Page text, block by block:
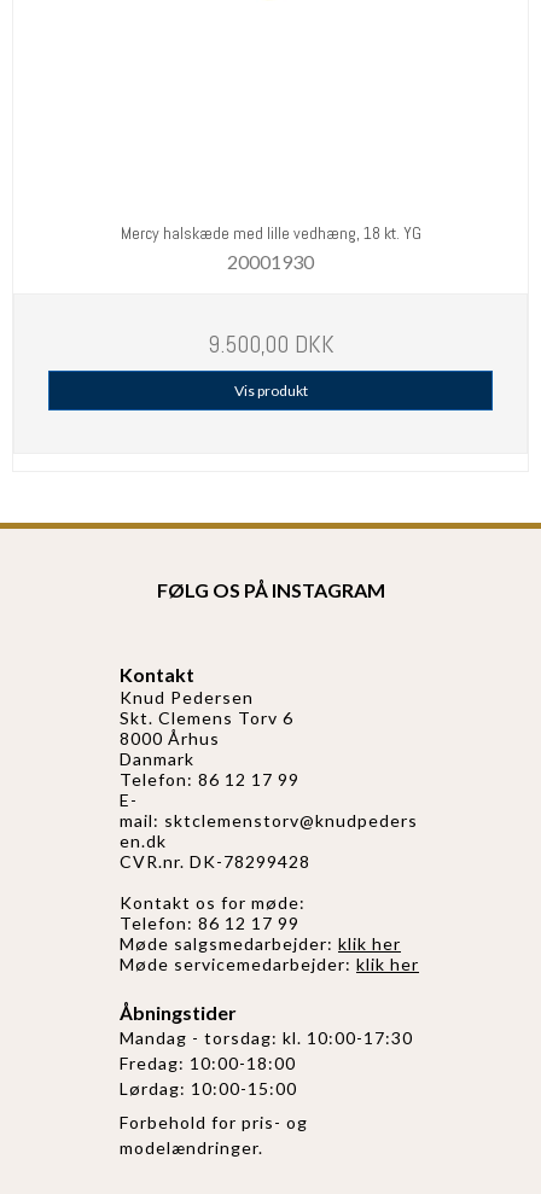
Mercy halskæde med lille vedhæng, 18 kt. YG
20001930
9.500,00 DKK
Vis produkt
FØLG OS PÅ INSTAGRAM
Kontakt
Knud Pedersen
Skt. Clemens Torv 6
8000 Århus
Danmark
Telefon: 86 12 17 99
E-
mail: sktclemenstorv@knudpeders
en.dk
CVR.nr. DK-78299428
Kontakt os for møde:
Telefon: 86 12 17 99
Møde salgsmedarbejder: klik her
Møde servicemedarbejder: klik her
Åbningstider
Mandag - torsdag: kl. 10:00-17:30
Fredag: 10:00-18:00
Lørdag: 10:00-15:00
Forbehold for pris- og
modelændringer.